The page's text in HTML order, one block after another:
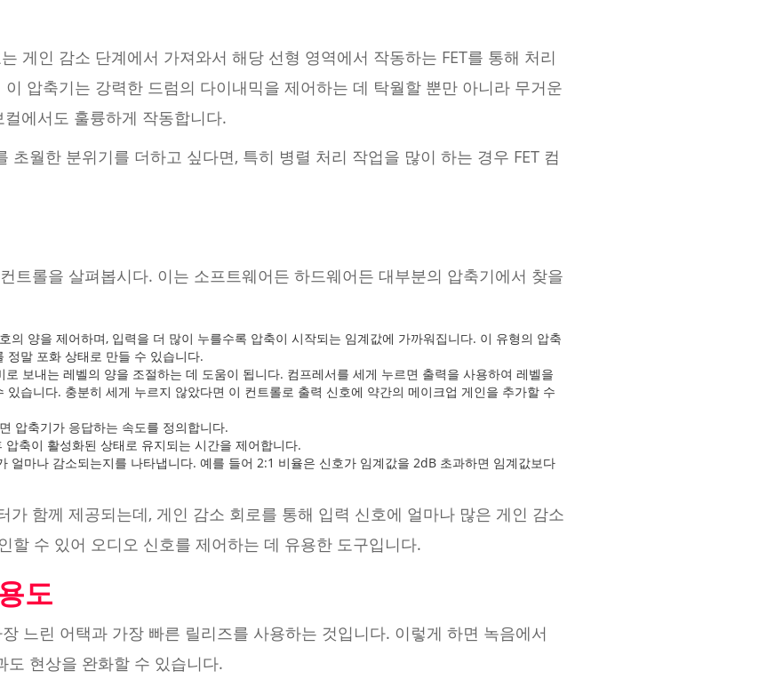
게인 감소 단계에서 가져와서 해당 선형 영역에서 작동하는 FET를 통해 처리
압축기는 강력한 드럼의 다이내믹을 제어하는 데 탁월할 뿐만 아니라 무거운
에서도 훌륭하게 작동합니다.
초월한 분위기를 더하고 싶다면, 특히 병렬 처리 작업을 많이 하는 경우 FET 컴
트롤을 살펴봅시다. 이는 소프트웨어든 하드웨어든 대부분의 압축기에서 찾을
의 양을 제어하며, 입력을 더 많이 누를수록 압축이 시작되는 임계값에 가까워집니다. 이 유형의 압축
정말 포화 상태로 만들 수 있습니다.
로 보내는 레벨의 양을 조절하는 데 도움이 됩니다. 컴프레서를 세게 누르면 출력을 사용하여 레벨을
있습니다. 충분히 세게 누르지 않았다면 이 컨트롤로 출력 신호에 약간의 메이크업 게인을 추가할 수
압축기가 응답하는 속도를 정의합니다.
축이 활성화된 상태로 유지되는 시간을 제어합니다.
얼마나 감소되는지를 나타냅니다. 예를 들어 2:1 비율은 신호가 임계값을 2dB 초과하면 임계값보다
가 함께 제공되는데, 게인 감소 회로를 통해 입력 신호에 얼마나 많은 게인 감소
할 수 있어 오디오 신호를 제어하는 데 유용한 도구입니다.
도
느린 어택과 가장 빠른 릴리즈를 사용하는 것입니다. 이렇게 하면 녹음에서
도 현상을 완화할 수 있습니다.